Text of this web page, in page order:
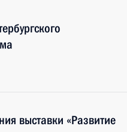
выставки «Развитие